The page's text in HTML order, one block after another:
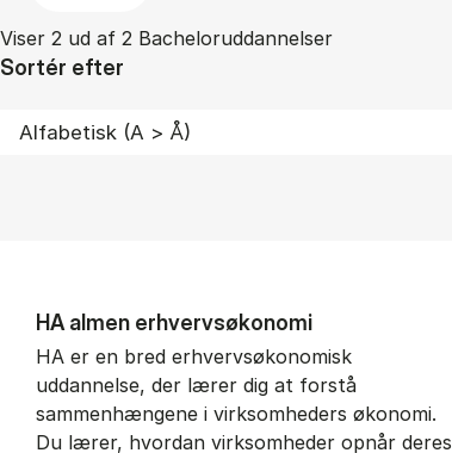
Viser 2 ud af 2 Bacheloruddannelser
Sortér efter
HA al­men erhvervs­økonomi
HA er en bred erhvervsøkonomisk
uddannelse, der lærer dig at forstå
sammenhængene i virksomheders økonomi.
Du lærer, hvordan virksomheder opnår deres